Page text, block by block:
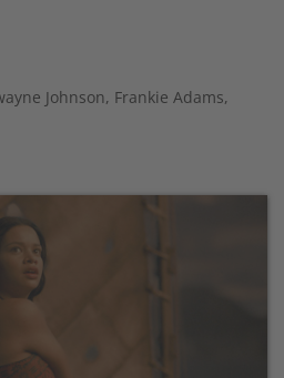
Johnson, Frankie Adams,